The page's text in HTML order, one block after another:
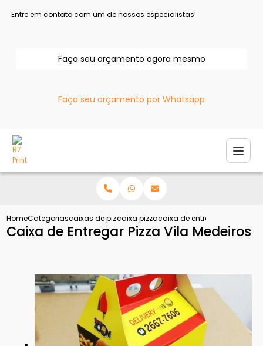
Entre em contato com um de nossos especialistas!
Faça seu orçamento agora mesmo
Faça seu orçamento por Whatsapp
HomeCategoriascaixas de pizzacaixa pizzacaixa de entregar pizza vila
Caixa de Entregar Pizza Vila Medeiros